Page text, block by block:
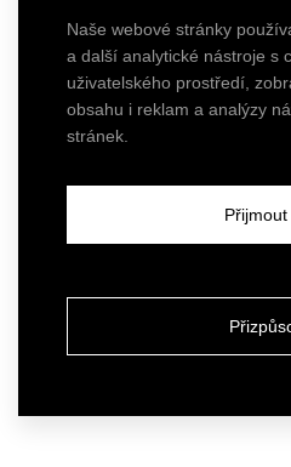
Naše webové stránky
a další analytické nástroje s
uživatelského prostředí,
obsahu i reklam a analýzy
stránek.